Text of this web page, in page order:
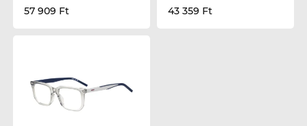
57 909 Ft 43 359 Ft